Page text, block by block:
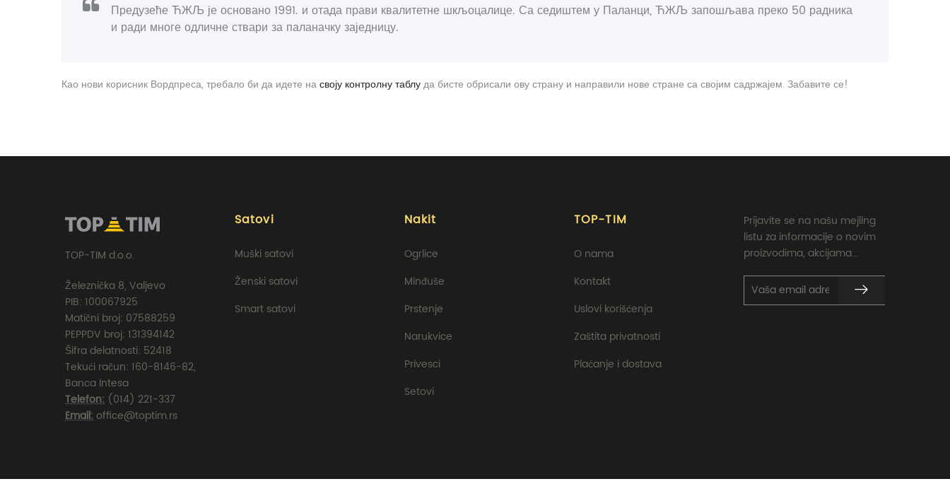
Предузеће ЋЖЉ је основано 1991. и отада прави квалитетне шкљоцалице. Са седиштем у Паланци, ЋЖЉ запошљава преко 50 радника
и ради многе одличне ствари за паланачку заједницу.
Као нови корисник Вордпреса, требало би да идете насвоју контролну таблуда бисте обрисали ову страну и направили нове стране са својим садржајем. Забавите се!
TOP-TIM d.o.o.
Železnička 8, Valjevo
PIB: 100067925
Matični broj: 07588259
PEPPDV broj: 131394142
Šifra delatnosti: 52418
Tekući račun: 160-8146-82,
Banca Intesa
Telefon: (014) 221-337
Email: office@toptim.rs
Satovi
Muški satovi
Ženski satovi
Smart satovi
Nakit
Ogrlice
Minđuše
Prstenje
Narukvice
Privesci
Setovi
TOP-TIM
O nama
Kontakt
Uslovi korišćenja
Zaštita privatnosti
Plaćanje i dostava
Prijavite se na našu mejling
listu za informacije o novim
proizvodima, akcijama...